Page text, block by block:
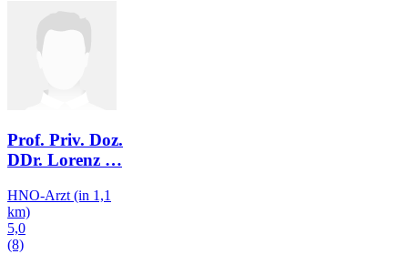
Prof. Priv. Doz.
DDr. Lorenz …
HNO-Arzt (in 1,1
km)
5,0
(8)